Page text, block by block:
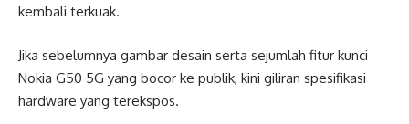
kembali terkuak.
Jika sebelumnya gambar desain serta sejumlah fitur kunci
Nokia G50 5G yang bocor ke publik, kini giliran spesifikasi
hardware yang terekspos.